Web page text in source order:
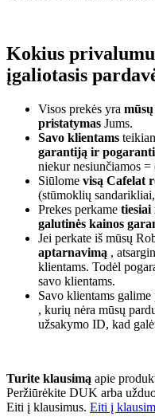
Kokius
įgaliotasis
Visos prekės yra
pristatymas Jums.
Savo klientams
garantiją ir
niekur nesiunčiamos
Siūlome visą Cafelat
(stūmoklių
Prekes perkame tiesiai
galutinės kainos
Jei perkate iš mūsų
aptarnavimą ,
klientams. Todėl
savo klientams.
Savo klientams galime
, kurių nėra mūsų
užsakymo ID, kad
Turite klausimą apie
Peržiūrėkite DUK arba
Eiti į klausimus. Eiti į